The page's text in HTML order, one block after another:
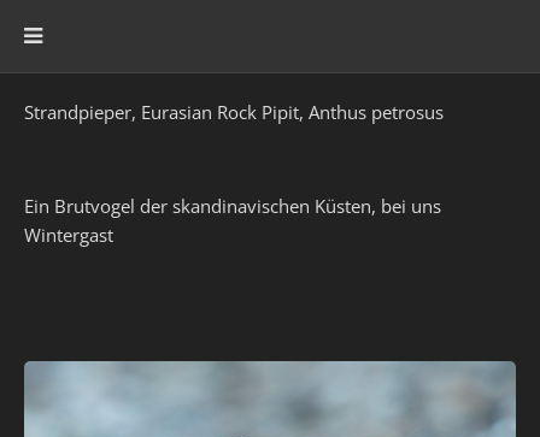
Strandpieper, Eurasian Rock Pipit, Anthus petrosus
Ein Brutvogel der skandinavischen Küsten, bei uns
Wintergast